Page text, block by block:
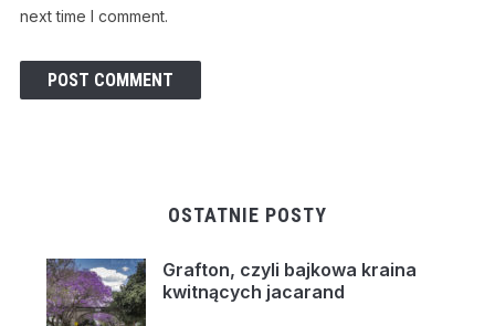
next time I comment.
OSTATNIE POSTY
Grafton, czyli bajkowa kraina
kwitnących jacarand